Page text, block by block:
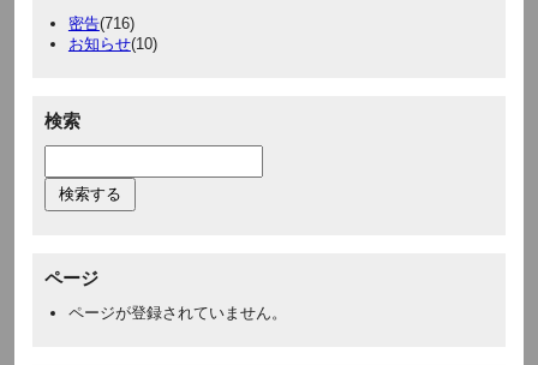
密告(716)
お知らせ(10)
検索
ページ
ページが登録されていません。